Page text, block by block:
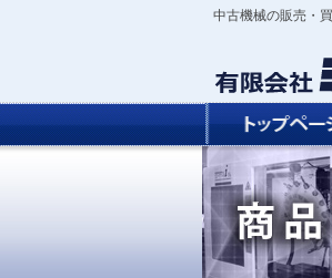
中古機械の販売・